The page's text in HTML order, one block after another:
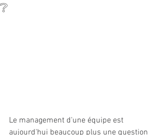
❔
Le management d'une équipe est
aujourd'hui beaucoup plus une question